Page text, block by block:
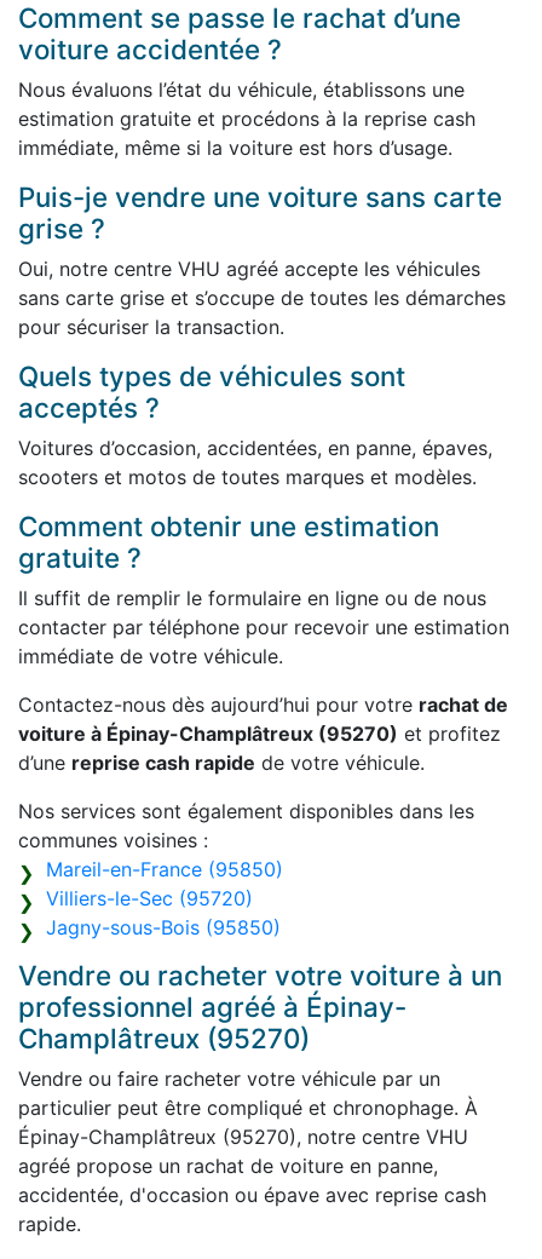
Comment se passe le rachat d’une
voiture accidentée ?
Nous évaluons l’état du véhicule, établissons une
estimation gratuite et procédons à la reprise cash
immédiate, même si la voiture est hors d’usage.
Puis-je vendre une voiture sans carte
grise ?
Oui, notre centre VHU agréé accepte les véhicules
sans carte grise et s’occupe de toutes les démarches
pour sécuriser la transaction.
Quels types de véhicules sont
acceptés ?
Voitures d’occasion, accidentées, en panne, épaves,
scooters et motos de toutes marques et modèles.
Comment obtenir une estimation
gratuite ?
Il suffit de remplir le formulaire en ligne ou de nous
contacter par téléphone pour recevoir une estimation
immédiate de votre véhicule.
Contactez-nous dès aujourd’hui pour votre rachat de
voiture à Épinay-Champlâtreux (95270) et profitez
d’une reprise cash rapide de votre véhicule.
Nos services sont également disponibles dans les
communes voisines :
Mareil-en-France (95850)
Villiers-le-Sec (95720)
Jagny-sous-Bois (95850)
Vendre ou racheter votre voiture à un
professionnel agréé à Épinay-
Champlâtreux (95270)
Vendre ou faire racheter votre véhicule par un
particulier peut être compliqué et chronophage. À
Épinay-Champlâtreux (95270), notre centre VHU
agréé propose un rachat de voiture en panne,
accidentée, d'occasion ou épave avec reprise cash
rapide.